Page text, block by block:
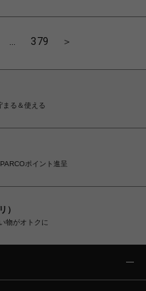
379 ＞
まる＆使える
ポイント進呈
）
物がオトクに